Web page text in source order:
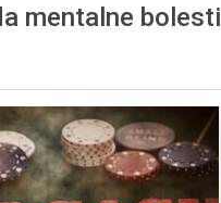
mentalne bolesti